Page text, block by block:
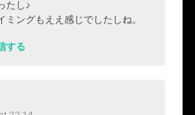
たし♪
ミングもええ感じでしたしね。
する